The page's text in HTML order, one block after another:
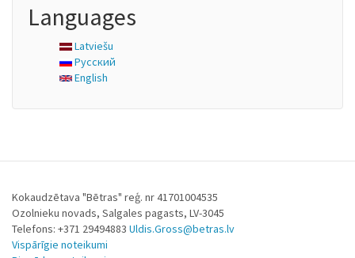
Languages
Latviešu
Русский
English
Kokaudzētava "Bētras" reģ. nr 41701004535
Ozolnieku novads, Salgales pagasts, LV-3045
Telefons: +371 29494883 Uldis.Gross@betras.lv
Vispārīgie noteikumi